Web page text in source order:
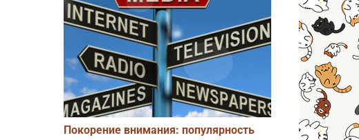
Покорение внимания: популярность